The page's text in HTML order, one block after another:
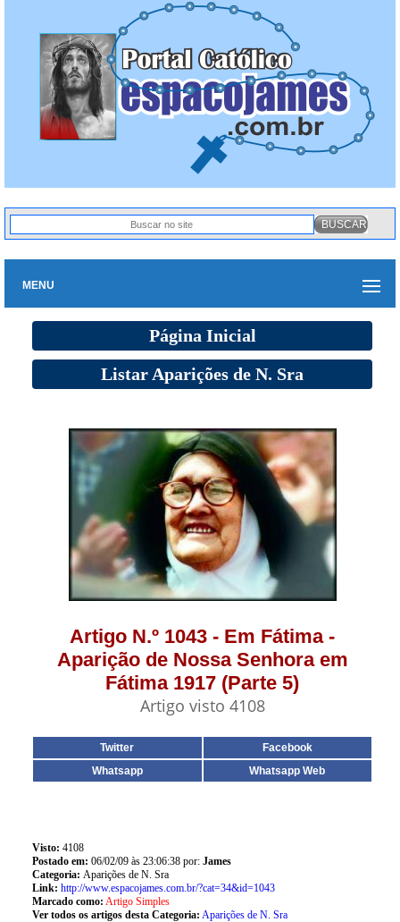
MENU
Página Inicial
Listar Aparições de N. Sra
Artigo N.º 1043 - Em Fátima -
Aparição de Nossa Senhora em
Fátima 1917 (Parte 5)
Artigo visto 4108
Twitter
Facebook
Whatsapp
Whatsapp Web
Visto: 4108
Postado em: 06/02/09 às 23:06:38 por: James
Categoria: Aparições de N. Sra
Link: http://www.espacojames.com.br/?cat=34&id=1043
Marcado como: Artigo Simples
Ver todos os artigos desta Categoria: Aparições de N. Sra